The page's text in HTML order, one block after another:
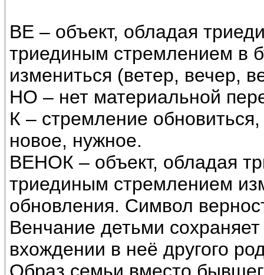
ВЕ – объект, обладая
триединым стремлением в
измениться (ветер, вечер,
НО – нет материальной
К – стремление
новое, нужное.
ВЕНОК – объект, обладая
триединым стремлением
обновления. Символ
Венчание детьми
вхождении в неё другого